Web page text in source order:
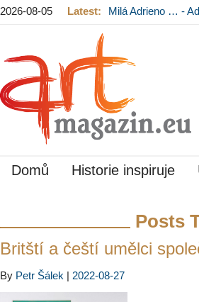
2026-08-05 Latest:
Milá Adrieno … -
Domů Historie inspiruje
Posts
Britští a čeští umělci
By Petr Šálek | 2022-08-27